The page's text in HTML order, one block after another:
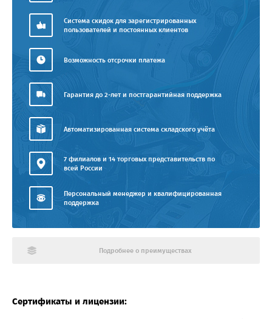
Система скидок для зарегистрированных
пользователей и постоянных клиентов
Возможность отсрочки платежа
Гарантия до 2-лет и постгарантийная поддержка
Автоматизированная система складского учёта
7 филиалов и 14 торговых представительств по
всей России
Персональный менеджер и квалифицированная
поддержка
Подробнее о преимуществах
Сертификаты и лицензии: